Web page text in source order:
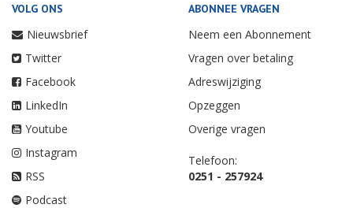
VOLG ONS
Nieuwsbrief
Twitter
Facebook
LinkedIn
Youtube
Instagram
RSS
Podcast
ABONNEE VRAGEN
Neem een Abonnement
Vragen over betaling
Adreswijziging
Opzeggen
Overige vragen
Telefoon:
0251 - 257924